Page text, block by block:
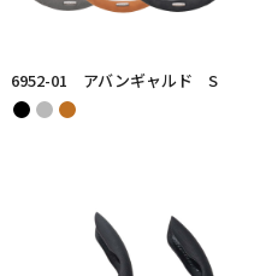
6952-01 アバンギャルド S